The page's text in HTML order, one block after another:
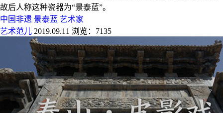
故后人称这种瓷器为“景泰蓝”。
中国非遗 景泰蓝 艺术家
艺术范儿 2019.09.11 浏览：7135